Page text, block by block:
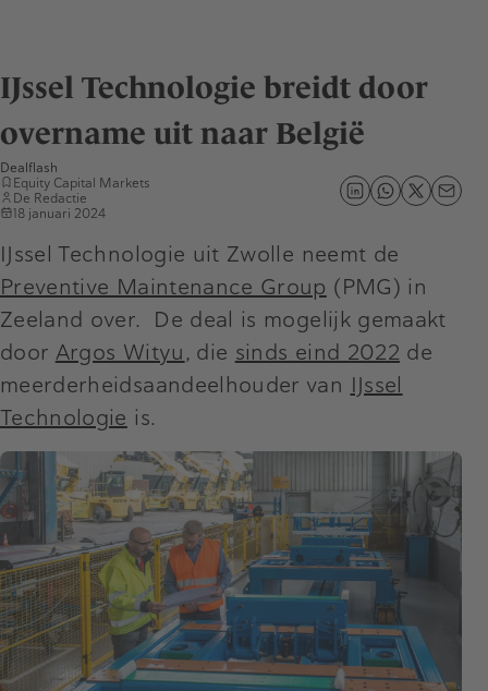
IJssel Technologie breidt door
overname uit naar België
Dealflash
Equity Capital Markets
De Redactie
18 januari 2024
IJssel Technologie uit Zwolle neemt de
Preventive Maintenance Group (PMG) in
Zeeland over. De deal is mogelijk gemaakt
door Argos Wityu, die sinds eind 2022 de
meerderheidsaandeelhouder van IJssel
Technologie is.